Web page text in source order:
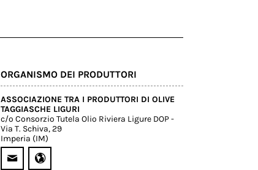
ORGANISMO DEI PRODUTTORI
ASSOCIAZIONE TRA I PRODUTTORI DI OLIVE
TAGGIASCHE LIGURI
c/o Consorzio Tutela Olio Riviera Ligure DOP -
Via T. Schiva, 29
Imperia (IM)